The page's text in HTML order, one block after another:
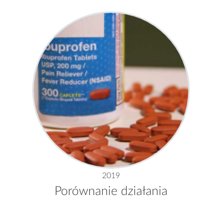
2019
Porównanie działania